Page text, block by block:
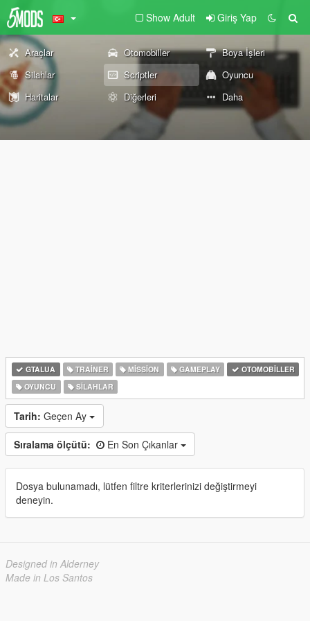
Show Adult Giriş Yap
Araçlar Otomobiller
Boya İşleri
Silahlar
Scriptler
Oyuncu
Haritalar
Diğerleri Daha
GTALUA TRAINER MISSION GAMEPLAY
OTOMOBILLER
OYUNCU
SILAHLAR
Tarih: Geçen Ay
Sıralama ölçütü: En Son Çıkanlar
Dosya bulunamadı, lütfen filtre kriterlerinizi değiştirmeyi
deneyin.
Designed in Alderney
Made in Los Santos